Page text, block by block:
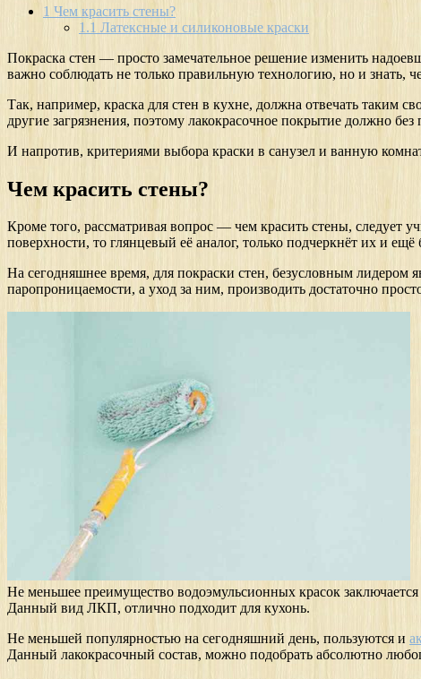
1 Чем красить стены?
1.1 Латексные и силиконовые краски
Покраска стен — просто замечательное решение изменить
важно соблюдать не только правильную технологию, но и знать,
Так, например, краска для стен в кухне, должна отвечать таким
другие загрязнения, поэтому лакокрасочное покрытие должно
И напротив, критериями выбора краски в санузел и ванную
Чем красить стены?
Кроме того, рассматривая вопрос — чем красить стены, следует
поверхности, то глянцевый её аналог, только подчеркнёт их и
На сегодняшнее время, для покраски стен, безусловным лидером
паропроницаемости, а уход за ним, производить достаточно
Не меньшее преимущество водоэмульсионных красок
Данный вид ЛКП, отлично подходит для кухонь.
Не меньшей популярностью на сегодняшний день, пользуются и
Данный лакокрасочный состав, можно подобрать абсолютно